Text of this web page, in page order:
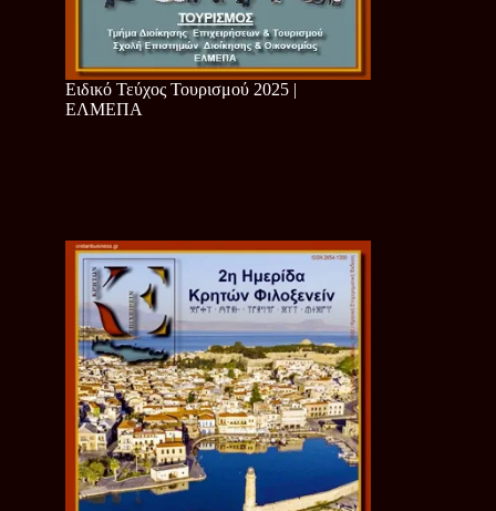
Ειδικό Τεύχος Τουρισμού 2025 |
ΕΛΜΕΠΑ